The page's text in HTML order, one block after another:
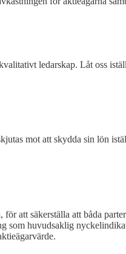
ledarskap. Låt oss
mot att skydda sin lön
att säkerställa att båda
som huvudsaklig